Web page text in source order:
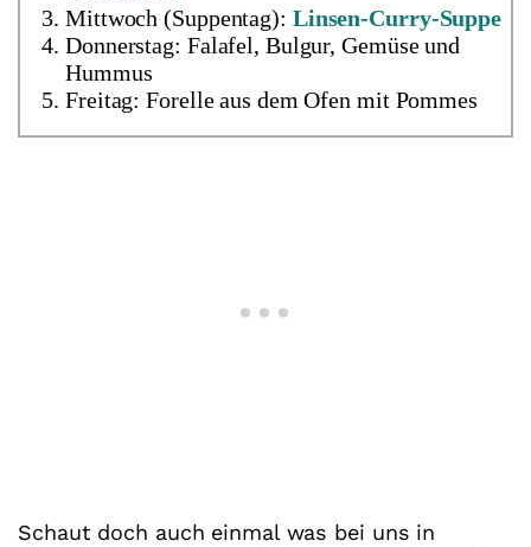
Mittwoch (Suppentag): Linsen-Curry-Suppe
Donnerstag: Falafel, Bulgur, Gemüse und
Hummus
Freitag: Forelle aus dem Ofen mit Pommes
Schaut doch auch einmal was bei uns in